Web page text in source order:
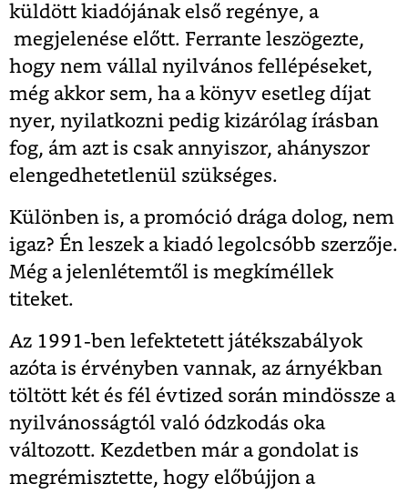
küldött kiadójának első regénye, a
megjelenése előtt. Ferrante leszögezte,
hogy nem vállal nyilvános fellépéseket,
még akkor sem, ha a könyv esetleg díjat
nyer, nyilatkozni pedig kizárólag írásban
fog, ám azt is csak annyiszor, ahányszor
elengedhetetlenül szükséges.
Különben is, a promóció drága dolog, nem
igaz? Én leszek a kiadó legolcsóbb szerzője.
Még a jelenlétemtől is megkíméllek
titeket.
Az 1991-ben lefektetett játékszabályok
azóta is érvényben vannak, az árnyékban
töltött két és fél évtized során mindössze a
nyilvánosságtól való ódzkodás oka
változott. Kezdetben már a gondolat is
megrémisztette, hogy előbújjon a